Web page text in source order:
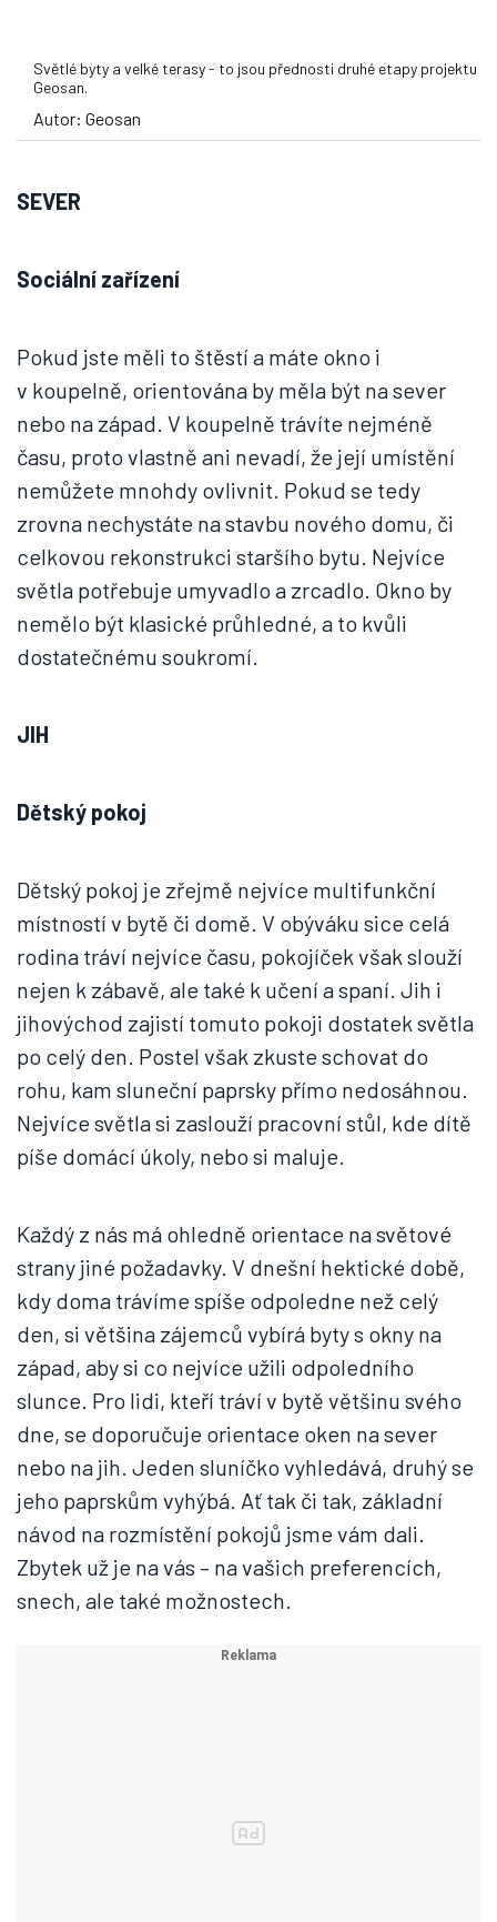
Světlé byty a velké terasy - to jsou přednosti druhé etapy projektu
Geosan.
Autor: Geosan
SEVER
Sociální zařízení
Pokud jste měli to štěstí a máte okno i
v koupelně, orientována by měla být na sever
nebo na západ. V koupelně trávíte nejméně
času, proto vlastně ani nevadí, že její umístění
nemůžete mnohdy ovlivnit. Pokud se tedy
zrovna nechystáte na stavbu nového domu, či
celkovou rekonstrukci staršího bytu. Nejvíce
světla potřebuje umyvadlo a zrcadlo. Okno by
nemělo být klasické průhledné, a to kvůli
dostatečnému soukromí.
JIH
Dětský pokoj
Dětský pokoj je zřejmě nejvíce multifunkční
místností v bytě či domě. V obýváku sice celá
rodina tráví nejvíce času, pokojíček však slouží
nejen k zábavě, ale také k učení a spaní. Jih i
jihovýchod zajistí tomuto pokoji dostatek světla
po celý den. Postel však zkuste schovat do
rohu, kam sluneční paprsky přímo nedosáhnou.
Nejvíce světla si zaslouží pracovní stůl, kde dítě
píše domácí úkoly, nebo si maluje.
Každý z nás má ohledně orientace na světové
strany jiné požadavky. V dnešní hektické době,
kdy doma trávíme spíše odpoledne než celý
den, si většina zájemců vybírá byty s okny na
západ, aby si co nejvíce užili odpoledního
slunce. Pro lidi, kteří tráví v bytě většinu svého
dne, se doporučuje orientace oken na sever
nebo na jih. Jeden sluníčko vyhledává, druhý se
jeho paprskům vyhýbá. Ať tak či tak, základní
návod na rozmístění pokojů jsme vám dali.
Zbytek už je na vás – na vašich preferencích,
snech, ale také možnostech.